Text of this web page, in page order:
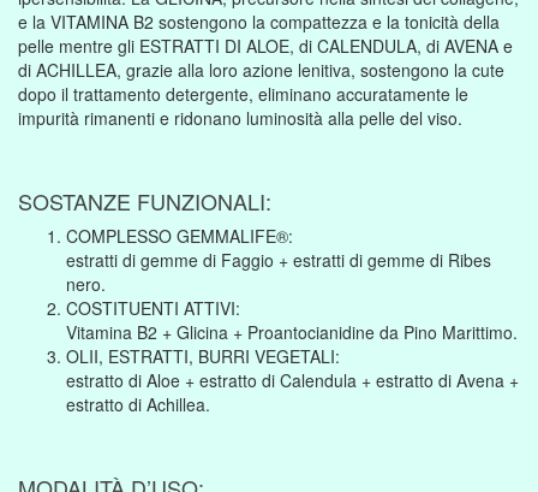
e la VITAMINA B2 sostengono la compattezza e la tonicità della
pelle mentre gli ESTRATTI DI ALOE, di CALENDULA, di AVENA e
di ACHILLEA, grazie alla loro azione lenitiva, sostengono la cute
dopo il trattamento detergente, eliminano accuratamente le
impurità rimanenti e ridonano luminosità alla pelle del viso.
SOSTANZE FUNZIONALI:
COMPLESSO GEMMALIFE®:
estratti di gemme di Faggio + estratti di gemme di Ribes
nero.
COSTITUENTI ATTIVI:
Vitamina B2 + Glicina + Proantocianidine da Pino Marittimo.
OLII, ESTRATTI, BURRI VEGETALI:
estratto di Aloe + estratto di Calendula + estratto di Avena +
estratto di Achillea.